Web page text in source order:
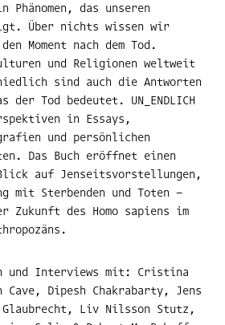
das unseren
Über nichts wissen wir
Moment nach dem Tod.
und Religionen weltweit
sind auch die Antworten
der Tod bedeutet. UN_ENDLICH
in Essays,
und persönlichen
Das Buch eröffnet einen
auf Jenseitsvorstellungen,
mit Sterbenden und Toten –
Zukunft des Homo sapiens im
und Interviews mit: Cristina
Cave, Dipesh Chakrabarty, Jens
Liv Nilsson Stutz,